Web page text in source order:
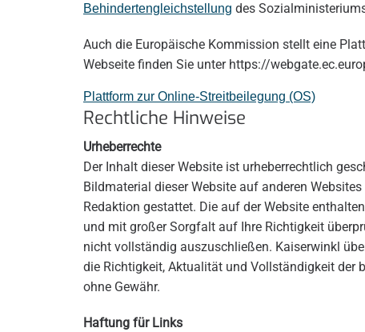
Behindertengleichstellung des
Auch die Europäische Kommission stellt eine
Webseite finden Sie unter https://
Plattform zur Online-Streitbeilegung (OS)
Rechtliche Hinweise
Urheberrechte
Der Inhalt dieser Website ist urheberrechtlich
Bildmaterial dieser Website auf anderen
Redaktion gestattet. Die auf der Website
und mit großer Sorgfalt auf Ihre Richtigkeit
nicht vollständig auszuschließen. Kaiserwinkl
die Richtigkeit, Aktualität und Vollständigkeit der
ohne Gewähr.
Haftung für Links